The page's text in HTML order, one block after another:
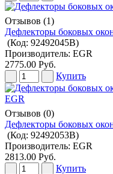
Отзывов (1)
Дефлекторы боковых
(Код: 92492045В)
Производитель: EGR
2775.00 Руб.
Купить
Отзывов (0)
Дефлекторы боковых
(Код: 92492053B)
Производитель: EGR
2813.00 Руб.
Купить